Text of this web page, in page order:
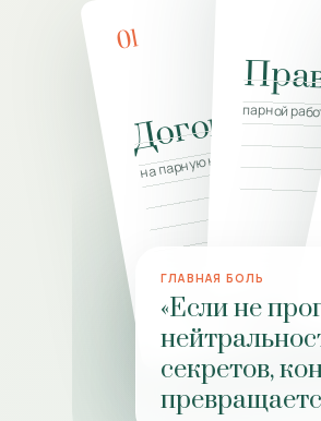
01
Договор
на парную консультацию
парной
ГЛАВНАЯ БОЛЬ
«Если не
секретов,